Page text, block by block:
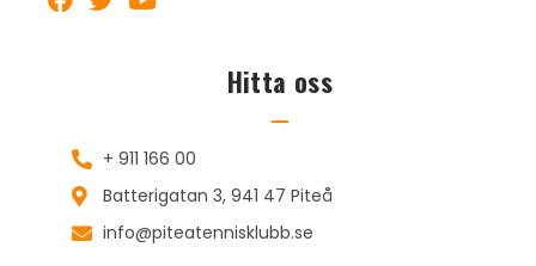
Hitta oss
+ 911 166 00
Batterigatan 3, 941 47 Piteå
info@piteatennisklubb.se